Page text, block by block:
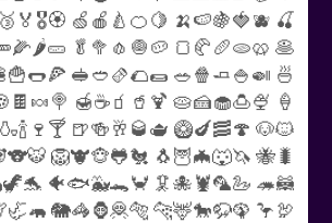
🍏🍎🍐🍊🍋 🍌🍉🍇🍓🫐 🍒
🥬🥦🧄🧅🥔 🍞🥐🥖🫓🥨 🥞
🥪🥙🫔🌮🌯 🥗🍿🧈🍚🍛 🍜
🍯☕🧃🥤🍹 🥧🍰🧁🍮🍨 🍦
🍺🍻🥂🥃🫖 🥝🍆🥓🍄 🐶🐱
🦁🐮🐵🐸🐔 🐧🦉🦇🐺🦄 🐝🐛
🐠🐟🐳🐊🦀 🦑🐙🦞🦜🦢 🦔🦝
🐘🦓🦍🦧🐅 🐆🦌🐎🦬🦚 🦩🦃